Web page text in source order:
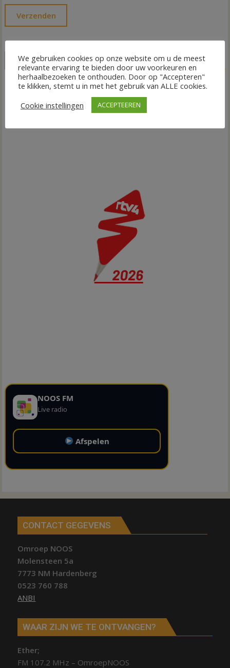
LIVE
NOOS FM
Live radio
Afspelen
CONTACT GEGEVENS
Omroep NOOS
Molensteen 5a
7773 NM Hardenberg
0523 760 788
ANBI
WAAR ZIJN WE TE ONTVANGEN?
Ether;
FM 107.2 MHz – OmroepNOOS
We gebruiken cookies op onze website om u de meest
relevante ervaring te bieden door uw voorkeuren en
herhaalbezoeken te onthouden. Door op "Accepteren"
te klikken, stemt u in met het gebruik van ALLE cookies.
Cookie instellingen
ACCEPTEEREN